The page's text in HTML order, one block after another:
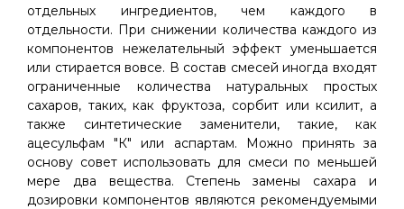
отдельных ингредиентов, чем каждого в
отдельности. При снижении количества каждого из
компонентов нежелательный эффект уменьшается
или стирается вовсе. В состав смесей иногда входят
ограниченные количества натуральных простых
сахаров, таких, как фруктоза, сорбит или ксилит, а
также синтетические заменители, такие, как
ацесульфам "К" или аспартам. Можно принять за
основу совет использовать для смеси по меньшей
мере два вещества. Степень замены сахара и
дозировки компонентов являются рекомендуемыми